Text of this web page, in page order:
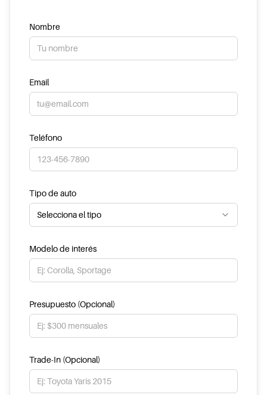
Nombre
Email
Teléfono
Tipo de auto
Selecciona el tipo
Modelo de interés
Presupuesto (Opcional)
Trade-In (Opcional)